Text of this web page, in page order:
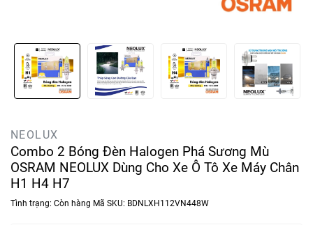
NEOLUX
Combo 2 Bóng Đèn Halogen Phá Sương Mù
OSRAM NEOLUX Dùng Cho Xe Ô Tô Xe Máy Chân
H1 H4 H7
Tình trạng: Còn hàng Mã SKU: BDNLXH112VN448W